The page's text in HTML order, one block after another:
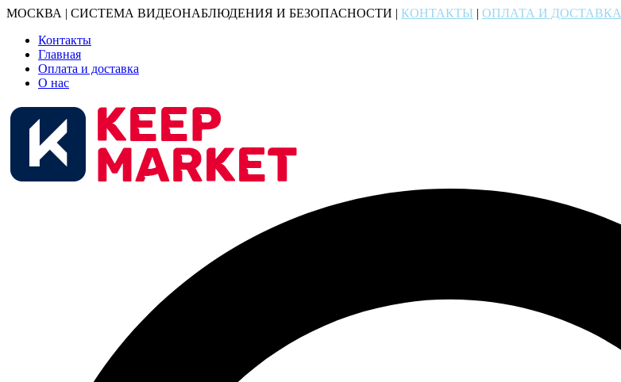
МОСКВА | СИСТЕМА ВИДЕОНАБЛЮДЕНИЯ И БЕЗОПАСНОСТИ | КОНТАКТЫ | ОПЛАТА И ДОСТАВКА
Контакты
Главная
Оплата и доставка
О нас